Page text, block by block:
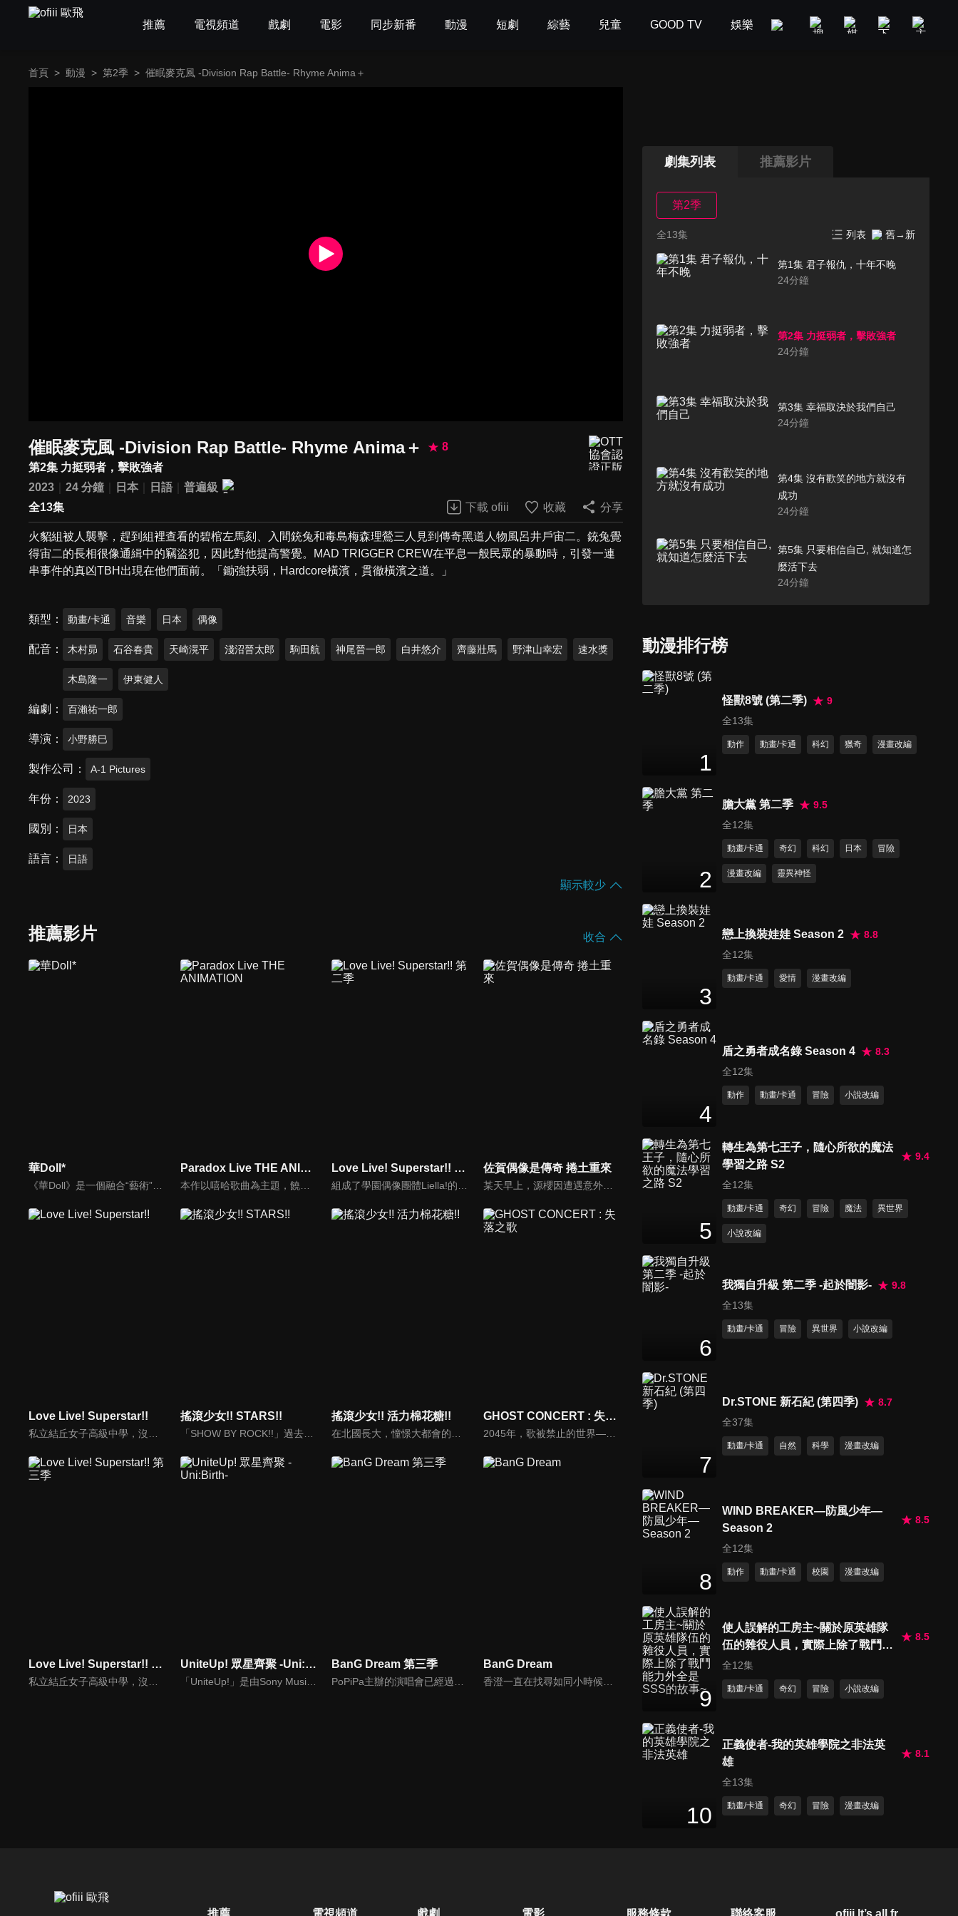
推薦 電視頻道 戲劇 電影 同步新番 動漫 短劇 綜藝 兒童 GOOD TV 娛樂 美食旅遊 新聞政論
首頁 > 動漫 > 第2季 > 催眠麥克風 -Division Rap Battle- Rhyme Anima＋
催眠麥克風 -Division Rap Battle- Rhyme Anima＋
8
第2集 力挺弱者，擊敗強者
2023
24 分鐘 日本 日語
普遍級
全13集
下載 ofiii 收藏 分享
火貂組被人襲擊，趕到組裡查看的碧棺左馬刻、入間銃兔和毒島梅森理鶯三人見到傳奇黑道人物風呂井戶宙二。銃兔覺
得宙二的長相很像通緝中的竊盜犯，因此對他提高警覺。MAD TRIGGER CREW在平息一般民眾的暴動時，引發一連
串事件的真凶TBH出現在他們面前。「鋤強扶弱，Hardcore橫濱，貫徹橫濱之道。」
類型 動畫/卡通 音樂 日本 偶像
配音 木村昴 石谷春貴 天崎滉平 淺沼晉太郎 駒田航 神尾晉一郎 白井悠介 齊藤壯馬 野津山幸宏 速水獎
木島隆一 伊東健人
編劇 百瀨祐一郎
導演 小野勝巳
製作公司 A-1 Pictures
年份 2023
國別 日本
語言 日語
顯示較少
推薦影片 收合
華Doll* Paradox Live THE ANIMATION Love Live! Superstar!! 第二季 佐賀偶像是傳奇 捲土重來
某天早上，源櫻因遭遇意外而斷送了生命。10年後─櫻在某棟洋房醒來，眼前的神祕偶像製作人・巽幸太郎向她表示「妳要和傳說中的少女們一起成為偶像拯救佐賀！」於是，由7名少女組成的偶像團體「法蘭秀秀」為了拯救已如風中殘燭的佐賀縣而展開活動。她們一路克服各種問題，並以喪屍的不死之軀不斷顛覆偶像的常識。然後，在平成最後的冬天，成功的舉行了第一次的獨立演唱，朝向傳說跨出了新的一步。
Love Live! Superstar!! 搖滾少女!! STARS!!
「SHOW BY ROCK!!」過去曾推出過手機遊戲及多部動畫，是一個以樂團為中心的音樂主題作品。本次動畫新作《SHOW BY ROCK!! STARS!!》，將會登場 Mashumairesh!!、プラズマジカ、DOKONJOFINGER、シンガンクリムゾンズ、REIJINGSIGNAL、トライクロニカ、徒然なる操り霧幻庵、クリティクリスタ、BUDVIRGINLOGIC、ARCAREAFACT、Yokazenohorizon 等共計 11 組樂團。
搖滾少女!! 活力棉花糖!! GHOST CONCERT : 失落之歌
2045年，歌被禁止的世界――。音樂的創造與演奏，全都由音樂應用程式《MiucS》代替人類一手包辦。少女・相葉芹亞與朋友們外出時，聽見了本應被禁止的歌聲。循著歌聲的方向，芹亞所看見的是——一名幽靈。自此世之外顯現的偉人――「偉大幽靈」。靈能力者集團――「TERA」。以及迴盪響起――「憑依鎮魂歌」。「這是，我直到成為幽靈為止的故事。」
Love Live! Superstar!! 第三季
私立結丘女子高級中學，沒有歷史，沒有舊生，甚至校名也毫無知名度，在這間什麼都沒有的新學校裡，以澀谷香音為中心的五名少女邂逅了「學園偶像」。我想用歌聲……實現心願！仍然渺小的幾顆星星，她們遠大的想法此時開始交錯──這就是從零開始，屬於擁有無限可能的她們「一起實現的故事 」。
UniteUp! 眾星齊聚 -Uni:Birth-
「UniteUp!」是由Sony Music獻上的多次元偶像計畫。以自己作曲的歌曲為中心展現獨一無二之歌聲的「春賀」。藉由高水準的演出展現出壓倒性之存在感的頂尖偶像「Anela」由他們所共織出的歌曲及理念將會帶來嶄新的故事。
BanG Dream 第三季
PoPiPa主辦的演唱會已經過了四個月，度過快樂的暑假後，時序進入秋天。一如既往過著每一天的香澄以及Poppin’Party的成員們，在Live House Galaxy看到了某張海報。另一方面，一封邀請函寄到了正在尋找團員的六花手上。再次登上那閃耀又令人怦然心動的舞台！只要和大家在一起，無論什麼夢想都能實現！
BanG Dream
香澄一直在找尋如同小時候仰望星空時所聽見的「星之鼓動」一般，閃耀動人又令人怦然心動的事物。在香澄進入高中就讀後不久的某一天，她在老舊的當鋪倉庫與一把「星形的吉他」相遇，並感受到一股前所未有的悸動。與和她志同道合的四位少女一起，相信五個人一定就能夠辦到！一定要在這裡，舉行演唱會！
劇集列表 推薦影片
第2季
全13集 列表 舊→新
第1集 君子報仇，十年不晚
24分鐘
第2集 力挺弱者，擊敗強者
24分鐘
第3集 幸福取決於我們自己
24分鐘
第4集 沒有歡笑的地方就沒有
成功
24分鐘
第5集 只要相信自己, 就知道怎
麼活下去
24分鐘
第7集 地獄空蕩蕩, 魔鬼在人間
24分鐘
24分鐘
24分鐘
第11集 我們不需要道別, 無論
第12集 眼淚是源自內心, 而不
我們再次堅強起來
24分鐘
動漫排行榜
1
怪獸8號 (第二季)
9
全13集
動作 動畫/卡通 科幻 獵奇 漫畫改編
2
膽大黨 第二季
9.5
全12集
動畫/卡通 奇幻 科幻 日本 冒險
漫畫改編 靈異神怪
3
戀上換裝娃娃 Season 2
8.8
全12集
動畫/卡通 愛情 漫畫改編
4
盾之勇者成名錄 Season 4
8.3
全12集
動作 動畫/卡通 冒險 小說改編
5
轉生為第七王子，隨心所欲的魔法
學習之路 S2
9.4
全12集
動畫/卡通 奇幻 冒險 魔法 異世界
小說改編
6
我獨自升級 第二季 -起於闇影-
9.8
全13集
動畫/卡通 冒險 異世界 小說改編
7
Dr.STONE 新石紀 (第四季)
8.7
全37集
動畫/卡通 自然 科學 漫畫改編
8
WIND BREAKER—防風少年—
Season 2
8.5
全12集
動作 動畫/卡通 校園 漫畫改編
9
使人誤解的工房主~關於原英雄隊
伍的雜役人員，實際上除了戰鬥能
力外全是SSS的故事~
8.5
全12集
動畫/卡通 奇幻 冒險 小說改編
10
正義使者-我的英雄學院之非法英
雄
8.1
全13集
動畫/卡通 奇幻 冒險 漫畫改編
推薦 電視頻道 戲劇 電影 服務條款 聯絡客服